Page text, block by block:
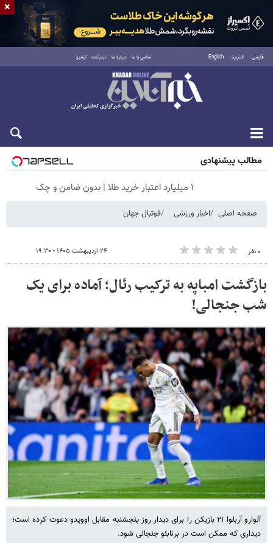
فارسی العربية English تماس با ما درباره ما تبلیغات آرشیو
پنجشنبه ۱۵ مرداد ۱۴۰۵
مطالب پیشنهادی
۱ میلیارد اعتبار خرید طلا | بدون ضامن و چک
صفحه اصلی اخبار ورزشی فوتبال جهان
۰ نفر ۲۴ اردیبهشت ۱۴۰۵ - ۱۹:۳۰
بازگشت امباپه به ترکیب رئال؛ آماده برای یک
شب جنجالی!
آلوارو آربلوا ۲۱ بازیکن را برای دیدار روز پنجشنبه مقابل اوویدو دعوت کرده است؛
دیداری که ممکن است در برنابئو جنجالی شود.
×